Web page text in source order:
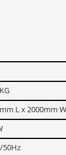
L x 2000mm
50Hz